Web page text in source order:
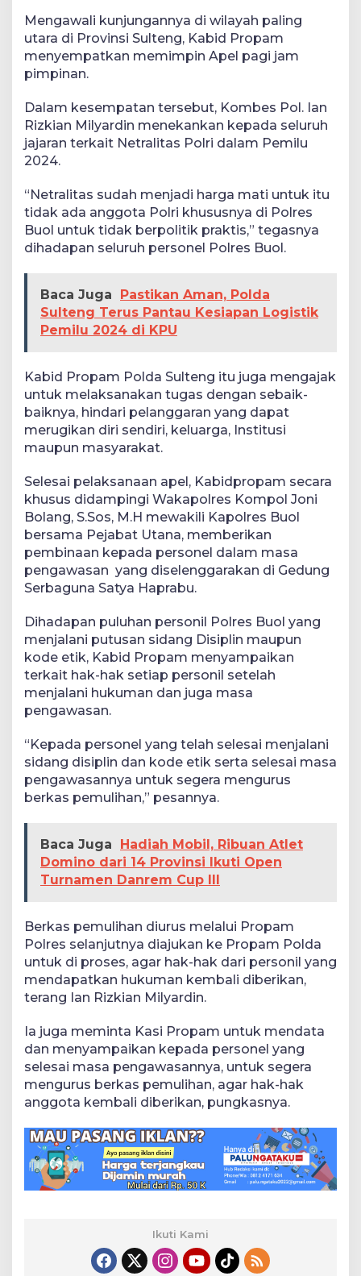
Mengawali kunjungannya di wilayah paling
utara di Provinsi Sulteng, Kabid Propam
menyempatkan memimpin Apel pagi jam
pimpinan.
Dalam kesempatan tersebut, Kombes Pol. Ian
Rizkian Milyardin menekankan kepada seluruh
jajaran terkait Netralitas Polri dalam Pemilu
2024.
“Netralitas sudah menjadi harga mati untuk itu
tidak ada anggota Polri khususnya di Polres
Buol untuk tidak berpolitik praktis,” tegasnya
dihadapan seluruh personel Polres Buol.
Baca Juga
Pastikan Aman, Polda
Sulteng Terus Pantau Kesiapan Logistik
Pemilu 2024 di KPU
Kabid Propam Polda Sulteng itu juga mengajak
untuk melaksanakan tugas dengan sebaik-
baiknya, hindari pelanggaran yang dapat
merugikan diri sendiri, keluarga, Institusi
maupun masyarakat.
Selesai pelaksanaan apel, Kabidpropam secara
khusus didampingi Wakapolres Kompol Joni
Bolang, S.Sos, M.H mewakili Kapolres Buol
bersama Pejabat Utana, memberikan
pembinaan kepada personel dalam masa
pengawasan yang diselenggarakan di Gedung
Serbaguna Satya Haprabu.
Dihadapan puluhan personil Polres Buol yang
menjalani putusan sidang Disiplin maupun
kode etik, Kabid Propam menyampaikan
terkait hak-hak setiap personil setelah
menjalani hukuman dan juga masa
pengawasan.
“Kepada personel yang telah selesai menjalani
sidang disiplin dan kode etik serta selesai masa
pengawasannya untuk segera mengurus
berkas pemulihan,” pesannya.
Baca Juga
Hadiah Mobil, Ribuan Atlet
Domino dari 14 Provinsi Ikuti Open
Turnamen Danrem Cup III
Berkas pemulihan diurus melalui Propam
Polres selanjutnya diajukan ke Propam Polda
untuk di proses, agar hak-hak dari personil yang
mendapatkan hukuman kembali diberikan,
terang Ian Rizkian Milyardin.
Ia juga meminta Kasi Propam untuk mendata
dan menyampaikan kepada personel yang
selesai masa pengawasannya, untuk segera
mengurus berkas pemulihan, agar hak-hak
anggota kembali diberikan, pungkasnya.
Ikuti Kami